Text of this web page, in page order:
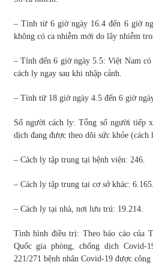
– Tính từ 6 giờ ngày 16.4 đến 6 giờ
không có ca nhiễm mới do lây nhiễm
– Tính đến 6 giờ ngày 5.5: Việt Nam
cách ly ngay sau khi nhập cảnh.
– Tính từ 18 giờ ngày 4.5 đến 6 giờ
Số người cách ly: Tổng số người tiếp
dịch đang được theo dõi sức khỏe
– Cách ly tập trung tại bệnh viện: 246.
– Cách ly tập trung tại cơ sở khác: 6.165.
– Cách ly tại nhà, nơi lưu trú: 19.214.
Tình hình điều trị: Theo báo cáo của
Quốc gia phòng, chống dịch Covid-
221/271 bệnh nhân Covid-19 được